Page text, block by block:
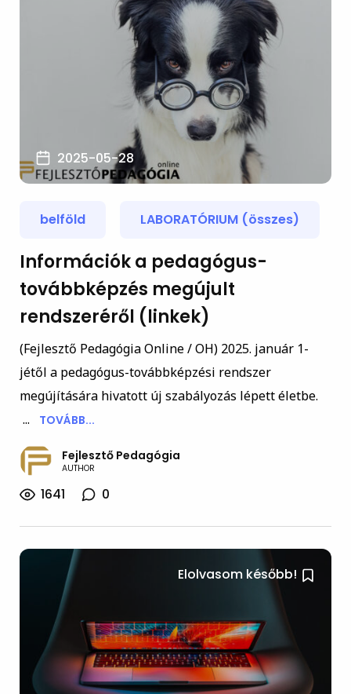
2025-05-28
belföld LABORATÓRIUM (összes)
Információk a pedagógus-
továbbképzés megújult
rendszeréről (linkek)
(Fejlesztő Pedagógia Online / OH) 2025. január 1-
jétől a pedagógus-továbbképzési rendszer
megújítására hivatott új szabályozás lépett életbe.
...
TOVÁBB...
Fejlesztő Pedagógia
AUTHOR
1641 0
Elolvasom később!